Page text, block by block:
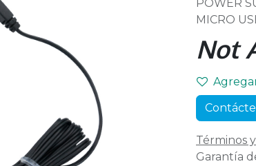
POWER
MICRO
Not
Términos
Garantía